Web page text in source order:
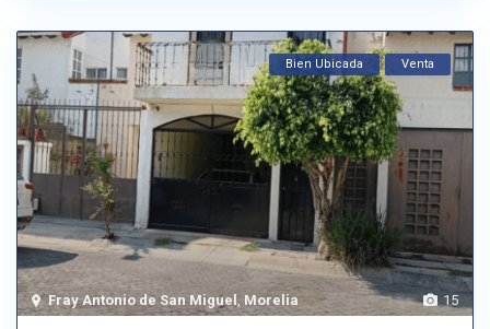
15
Fray Antonio de San Miguel Morelia
Bien Ubicada Venta